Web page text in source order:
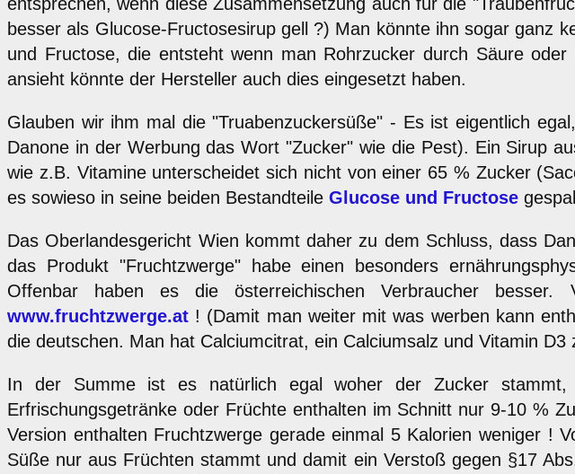
besser als Glucose-Fructosesirup gell ?) Man könnte ihn sogar ganz
und Fructose, die entsteht wenn man Rohrzucker durch Säure
ansieht könnte der Hersteller auch dies eingesetzt haben.
Glauben wir ihm mal die "Truabenzuckersüße" - Es ist eigentlich
Danone in der Werbung das Wort "Zucker" wie die Pest). Ein Sirup
wie z.B. Vitamine unterscheidet sich nicht von einer 65 % Zucker
es sowieso in seine beiden Bestandteile Glucose und Fructose
Das Oberlandesgericht Wien kommt daher zu dem Schluss, dass
das Produkt "Fruchtzwerge" habe einen besonders
Offenbar haben es die österreichischen Verbraucher
www.fruchtzwerge.at ! (Damit man weiter mit was werben kann
die deutschen. Man hat Calciumcitrat, ein Calciumsalz und Vitamin D3
In der Summe ist es natürlich egal woher der Zucker
Erfrischungsgetränke oder Früchte enthalten im Schnitt nur 9-10 %
Version enthalten Fruchtzwerge gerade einmal 5 Kalorien weniger !
Süße nur aus Früchten stammt und damit ein Verstoß gegen §17